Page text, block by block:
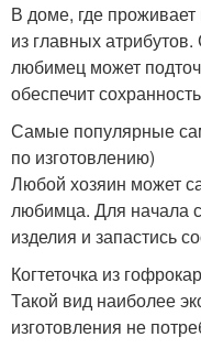
Мех для
Заготовки для
когтеточки
Труба для
В доме, где проживает
из главных
любимец может
обеспечит
Самые популярные
по изготовлению)
Любой хозяин может
любимца. Для начала
изделия и запастись
Когтеточка из
Такой вид наиболее
изготовления не